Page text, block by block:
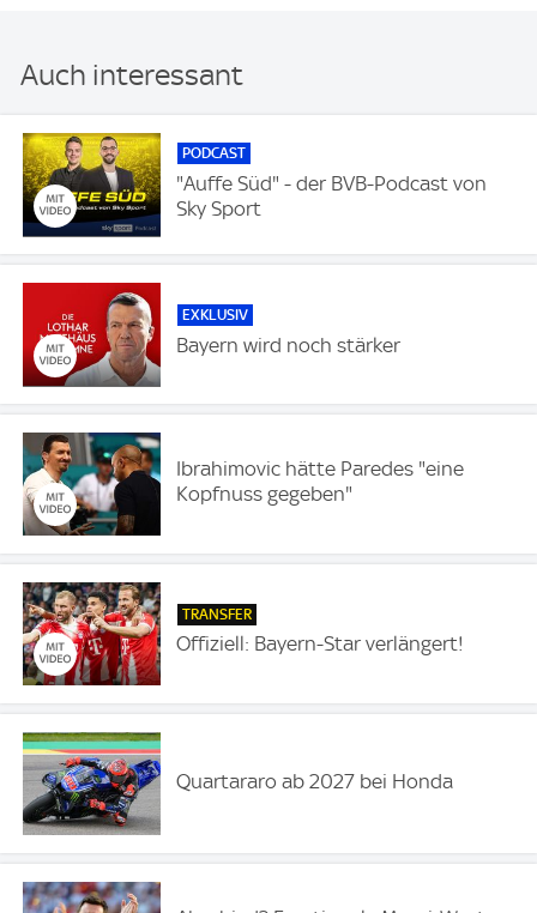
Auch interessant
PODCAST
"Auffe Süd" - der BVB-Podcast von
Sky Sport
EXKLUSIV
Bayern wird noch stärker
Ibrahimovic hätte Paredes "eine
Kopfnuss gegeben"
TRANSFER
Offiziell: Bayern-Star verlängert!
Quartararo ab 2027 bei Honda